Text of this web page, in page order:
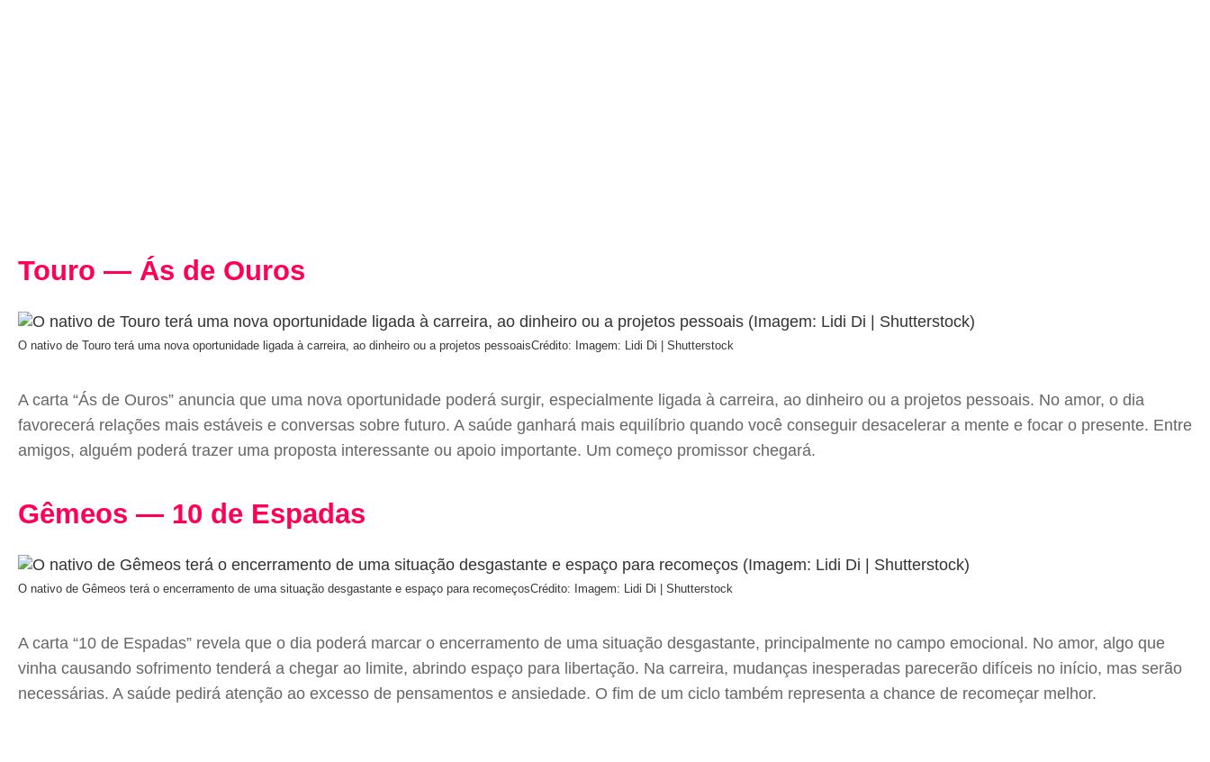
Touro — Ás de Ouros
O nativo de Touro terá uma nova oportunidade ligada à carreira, ao dinheiro ou a projetos pessoaisCrédito: Imagem: Lidi Di | Shutterstock
A carta “Ás de Ouros” anuncia que uma nova oportunidade poderá surgir, especialmente ligada à carreira, ao dinheiro ou a projetos pessoais. No amor, o dia
favorecerá relações mais estáveis e conversas sobre futuro. A saúde ganhará mais equilíbrio quando você conseguir desacelerar a mente e focar o presente. Entre
amigos, alguém poderá trazer uma proposta interessante ou apoio importante. Um começo promissor chegará.
Gêmeos — 10 de Espadas
O nativo de Gêmeos terá o encerramento de uma situação desgastante e espaço para recomeçosCrédito: Imagem: Lidi Di | Shutterstock
A carta “10 de Espadas” revela que o dia poderá marcar o encerramento de uma situação desgastante, principalmente no campo emocional. No amor, algo que
vinha causando sofrimento tenderá a chegar ao limite, abrindo espaço para libertação. Na carreira, mudanças inesperadas parecerão difíceis no início, mas serão
necessárias. A saúde pedirá atenção ao excesso de pensamentos e ansiedade. O fim de um ciclo também representa a chance de recomeçar melhor.